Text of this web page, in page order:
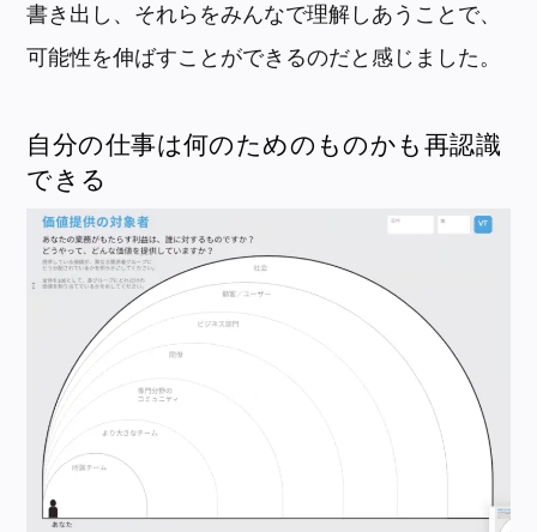
書き出し、それらをみんなで理解しあうことで、
可能性を伸ばすことができるのだと感じました。
自分の仕事は何のためのものかも再認識
できる